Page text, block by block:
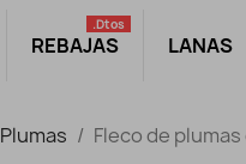
REBAJAS
.dtos
LANAS
Plumas Fleco de